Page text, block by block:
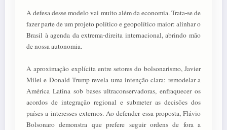
A defesa desse modelo vai muito além da economia. Trata-se de
fazer parte de um projeto político e geopolítico maior: alinhar o
Brasil à agenda da extrema-direita internacional, abrindo mão
de nossa autonomia.
A aproximação explícita entre setores do bolsonarismo, Javier
Milei e Donald Trump revela uma intenção clara: remodelar a
América Latina sob bases ultraconservadoras, enfraquecer os
acordos de integração regional e submeter as decisões dos
países a interesses externos. Ao defender essa proposta, Flávio
Bolsonaro demonstra que prefere seguir ordens de fora a